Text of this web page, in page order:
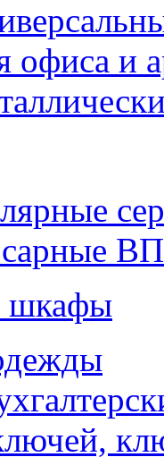
офиса и
ВП
шкафы